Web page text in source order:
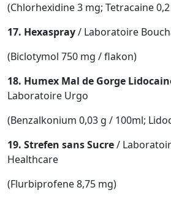
(Chlorhexidine 3 mg; Tetracaine
17. Hexaspray/ Laboratoire
(Biclotymol 750 mg / flakon)
18. Humex Mal de Gorge
Laboratoire Urgo
(Benzalkonium 0,03 g / 100ml;
19. Strefen sans Sucre/
Healthcare
(Flurbiprofene 8,75 mg)